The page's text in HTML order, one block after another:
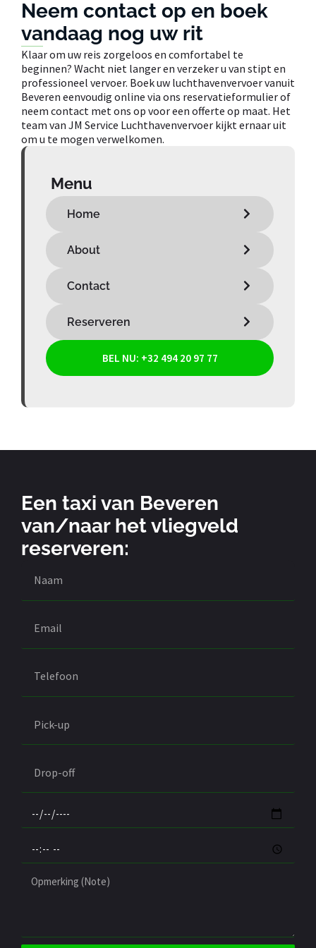
Neem contact op en boek
vandaag nog uw rit
Klaar om uw reis zorgeloos en comfortabel te
beginnen? Wacht niet langer en verzeker u van stipt en
professioneel vervoer. Boek uw luchthavenvervoer vanuit
Beveren eenvoudig online via ons reservatieformulier of
neem contact met ons op voor een offerte op maat. Het
team van JM Service Luchthavenvervoer kijkt ernaar uit
om u te mogen verwelkomen.
Menu
Home
About
Contact
Reserveren
BEL NU: +32 494 20 97 77
Een taxi van Beveren
van/naar het vliegveld
reserveren: